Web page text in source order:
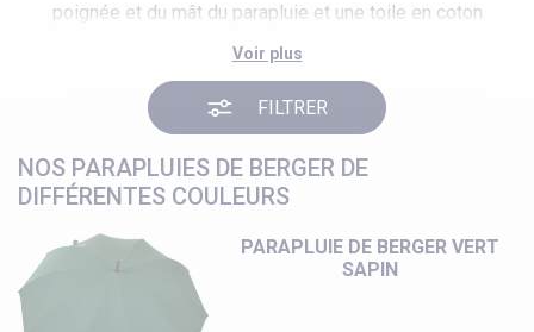
poignée et du mât du parapluie et une toile en coton
enduite. Un parapluie avec toujours une haute qualité de
fabrication qui nécessite beaucoup de savoir faire.
Voir plus
FILTRER
NOS PARAPLUIES DE BERGER DE
DIFFÉRENTES COULEURS
PARAPLUIE DE BERGER VERT
SAPIN